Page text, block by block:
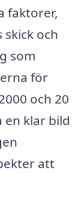
faktorer,
och
som
för
och 20
en klar bild
att